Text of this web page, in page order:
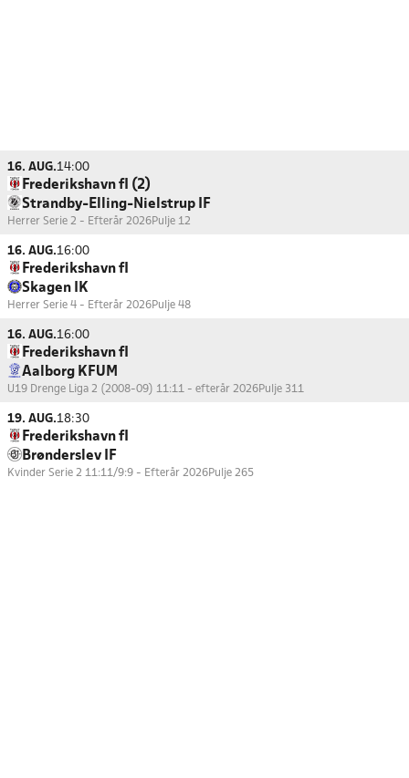
16. AUG.14:00
Frederikshavn fI (2)
Strandby-Elling-Nielstrup IF
Herrer Serie 2 - Efterår 2026Pulje 12
16. AUG.16:00
Frederikshavn fI
Skagen IK
Herrer Serie 4 - Efterår 2026Pulje 48
16. AUG.16:00
Frederikshavn fI
Aalborg KFUM
U19 Drenge Liga 2 (2008-09) 11:11 - efterår 2026Pulje 311
19. AUG.18:30
Frederikshavn fI
Brønderslev IF
Kvinder Serie 2 11:11/9:9 - Efterår 2026Pulje 265